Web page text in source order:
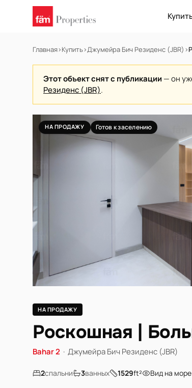
Главная›Купить›Джумейра Бич Резиденс (JBR) ›
Этот объект снят с публикации — он
Резиденс (JBR).
НА ПРОДАЖУ Готов к заселению
НА ПРОДАЖУ
Роскошная |
Bahar 2 · Джумейра Бич Резиденс (JBR)
2спальни 3ванных 1529ft² Вид на море